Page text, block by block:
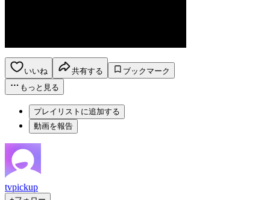
いいね 共有する
ブックマーク
もっと見る
プレイリストに追加する
動画を報告
tvpickup